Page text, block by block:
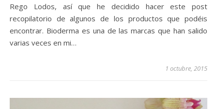
Rego Lodos, así que he decidido hacer este post
recopilatorio de algunos de los productos que podéis
encontrar. Bioderma es una de las marcas que han salido
varias veces en mi…
1 octubre, 2015